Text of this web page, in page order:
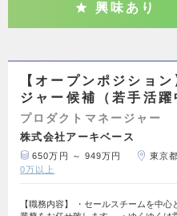
興味あり
【オープンポジショ
ジャー候補（若手活躍
プロダクトマネージャー
株式会社アーキベース
650万円 ～ 949万円 東京都
0万以上
【職務内容】 ・セールスチームを中心